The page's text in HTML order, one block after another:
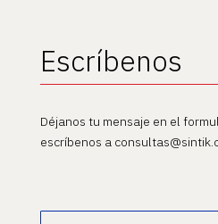
Escríbenos
Déjanos tu mensaje en el
escríbenos a